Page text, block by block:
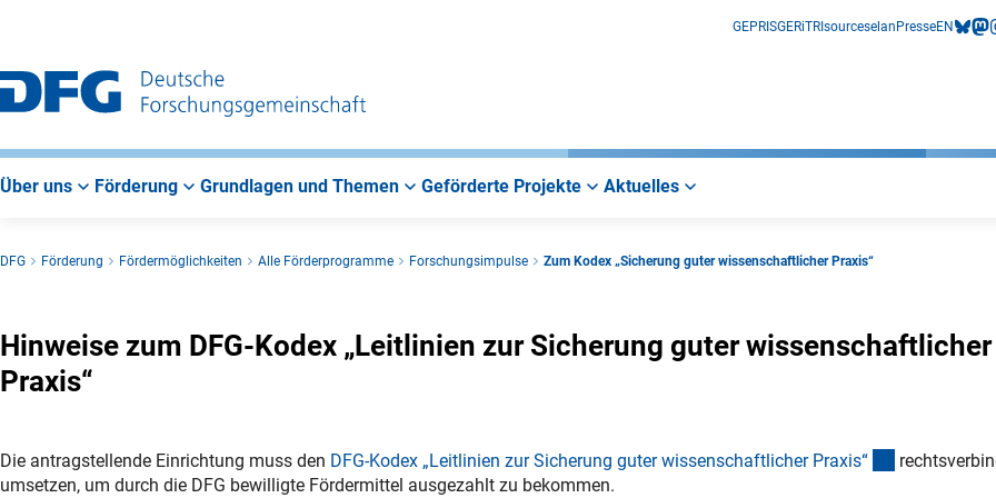
GEPRISGERiTRIsourceselan PresseEN
Über uns Förderung Grundlagen und Themen Geförderte Projekte Aktuelles
DFG Förderung Fördermöglichkeiten Alle Förderprogramme Forschungsimpulse Zum Kodex „Sicherung guter wissenschaftlicher Praxis“
Hinweise zum DFG-Kodex „Leitlinien zur Sicherung guter wissenschaftlicher
Praxis“
Die antragstellende Einrichtung muss den DFG-Kodex „Leitlinien zur Sicherung guter wissenschaftlicher Praxis“ (externer
umsetzen, um durch die DFG bewilligte Fördermittel ausgezahlt zu bekommen.